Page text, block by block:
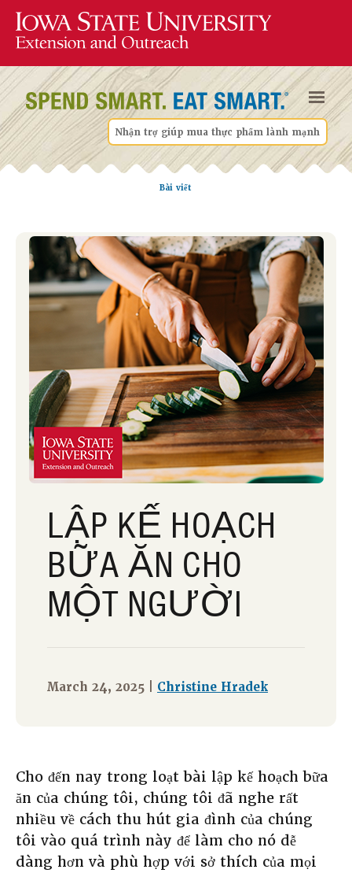
Nhận trợ giúp mua thực phẩm lành mạnh
Bài viết
LẬP KẾ HOẠCH
BỮA ĂN CHO
MỘT NGƯỜI
March 24, 2025 | Christine Hradek
Cho đến nay trong loạt bài lập kế hoạch bữa
ăn của chúng tôi, chúng tôi đã nghe rất
nhiều về cách thu hút gia đình của chúng
tôi vào quá trình này để làm cho nó dễ
dàng hơn và phù hợp với sở thích của mọi